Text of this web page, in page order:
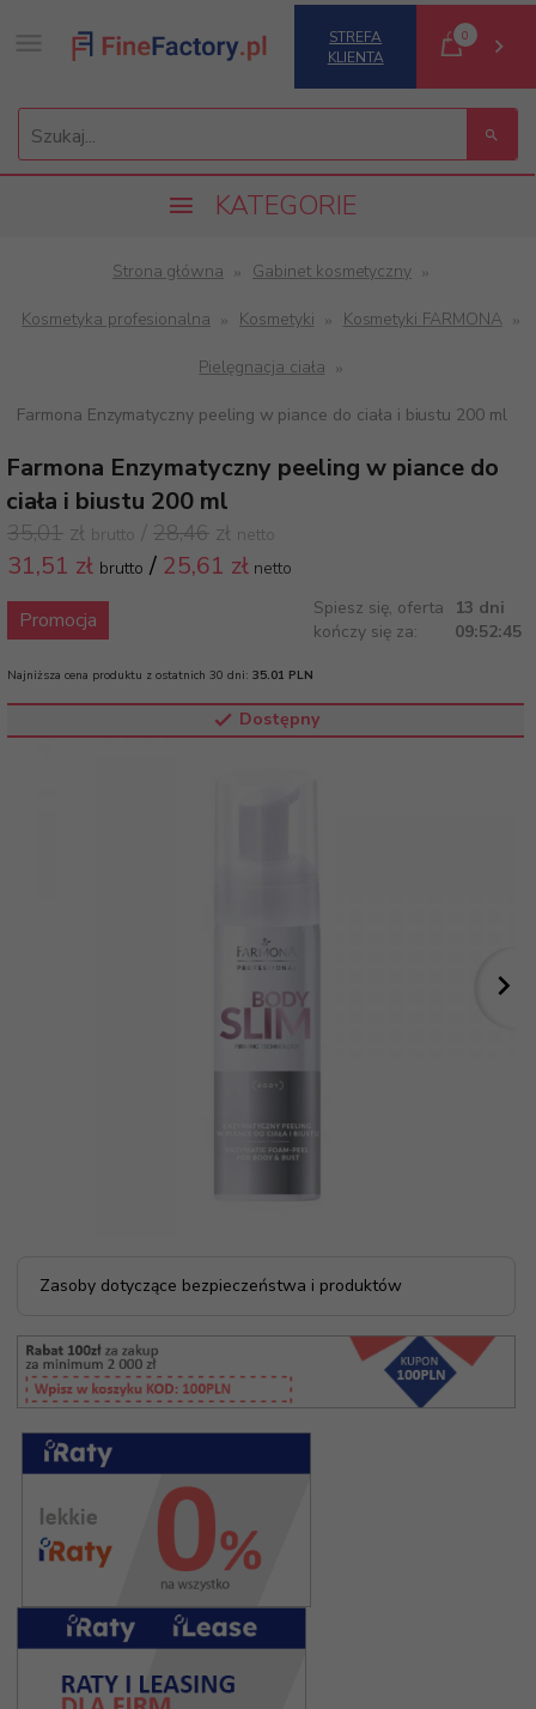
Szukaj...
STREFA
KLIENTA
0
KATEGORIE
Strona główna Gabinet kosmetyczny
Kosmetyka profesionalna Kosmetyki Kosmetyki FARMONA
Pielęgnacja ciała
Farmona Enzymatyczny peeling w piance do ciała i biustu 200 ml
Farmona Enzymatyczny peeling w piance do
ciała i biustu 200 ml
35,01 zł brutto / 28,46 zł netto
31,51 zł brutto / 25,61 zł netto
Promocja
Spiesz się, oferta
kończy się za:
13 dni
09:52:45
Najniższa cena produktu z ostatnich 30 dni: 35.01 PLN
Dostępny
Zasoby dotyczące bezpieczeństwa i produktów